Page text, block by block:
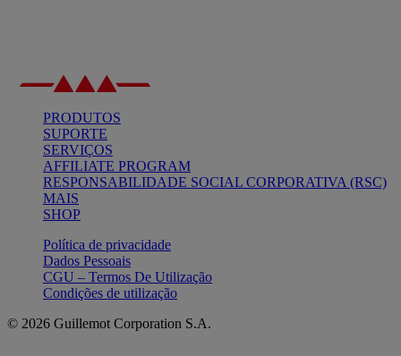
PRODUTOS
SUPORTE
SERVIÇOS
AFFILIATE PROGRAM
RESPONSABILIDADE SOCIAL CORPORATIVA (RSC)
MAIS
SHOP
Política de privacidade
Dados Pessoais
CGU – Termos De Utilização
Condições de utilização
© 2026 Guillemot Corporation S.A.